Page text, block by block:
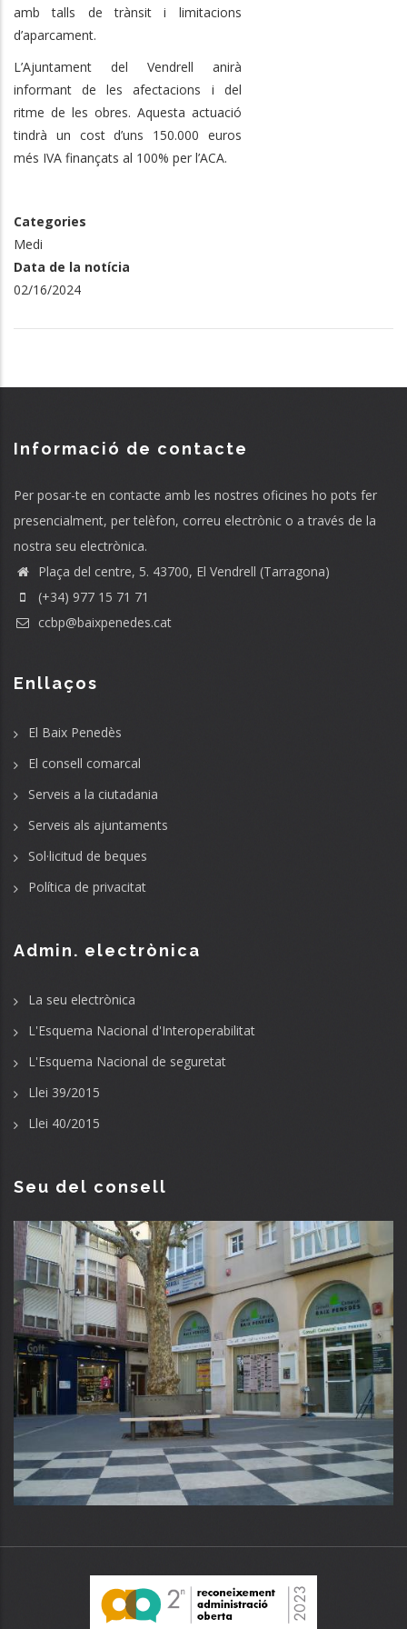
amb talls de trànsit i limitacions
d’aparcament.
L’Ajuntament del Vendrell anirà
informant de les afectacions i del
ritme de les obres. Aquesta actuació
tindrà un cost d’uns 150.000 euros
més IVA finançats al 100% per l’ACA.
Categories
Medi
Data de la notícia
02/16/2024
Informació de contacte
Per posar-te en contacte amb les nostres oficines ho pots fer
presencialment, per telèfon, correu electrònic o a través de la
nostra seu electrònica.
Plaça del centre, 5. 43700, El Vendrell (Tarragona)
(+34) 977 15 71 71
ccbp@baixpenedes.cat
Enllaços
El Baix Penedès
El consell comarcal
Serveis a la ciutadania
Serveis als ajuntaments
Sol·licitud de beques
Política de privacitat
Admin. electrònica
La seu electrònica
L'Esquema Nacional d'Interoperabilitat
L'Esquema Nacional de seguretat
Llei 39/2015
Llei 40/2015
Seu del consell